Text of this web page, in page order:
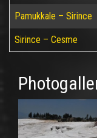
Pamukkale – Sirince
Sirince – Cesme